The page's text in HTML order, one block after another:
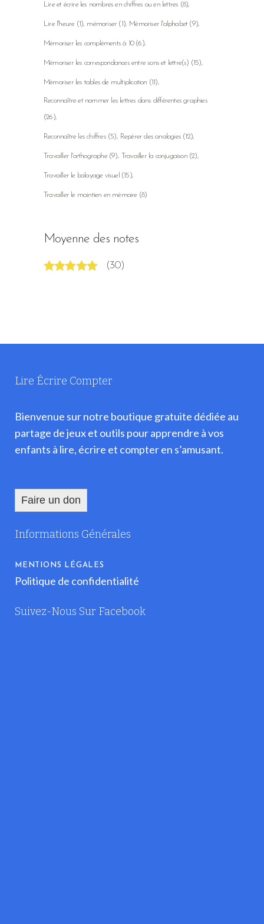
Lire et écrire les nombres en chiffres ou en lettres (8)
Lire l'heure(1) mémoriser (1) Mémoriser l'alphabet(9)
Mémoriser les compléments à 10(6)
Mémoriser les correspondances entre sons et lettre(s) (15)
Mémoriser les tables de multiplication (11)
Reconnaître et nommer les lettres dans différentes graphies
(26)
Reconnaître les chiffres(5) Repérer des analogies (12)
Travailler l'orthographe(9) Travailler la conjugaison(2)
Travailler le balayage visuel (15)
Travailler le maintien en mémoire(8)
Moyenne des notes
(30)
Lire Écrire Compter
Bienvenue sur notre boutique gratuite dédiée au
partage de jeux et outils pour apprendre à vos
enfants à lire, écrire et compter en s’amusant.
Faire un don
Informations Générales
MENTIONS LÉGALES
Politique de confidentialité
Suivez-Nous Sur Facebook